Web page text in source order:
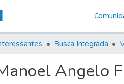
Busca Integrada
Angelo